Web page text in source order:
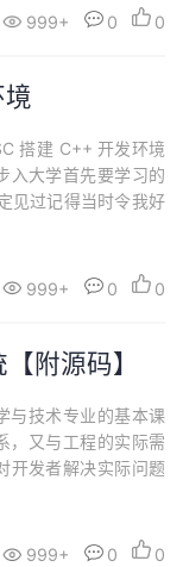
999+ 0 0
搭建 C++ 开发环境
入大学首先要学习的
见过记得当时令我好
、VC++6.0 等编
，...
999+ 0 0
附源码】
技术专业的基本课
，又与工程的实际需
开发者解决实际问题
好的管理图书馆，
，图书资料查询，显
999+ 0 0